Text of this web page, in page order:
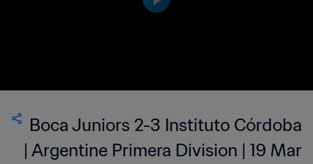
Boca Juniors 2-3 Instituto Córdoba
| Argentine Primera Division | 19 Mar